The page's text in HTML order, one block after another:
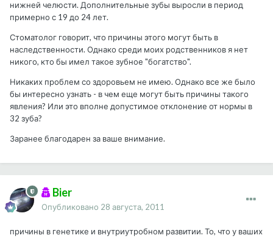
нижней челюсти. Дополнительные зубы выросли в период
примерно с 19 до 24 лет.
Стоматолог говорит, что причины этого могут быть в
наследственности. Однако среди моих родственников я нет
никого, кто бы имел такое зубное "богатство".
Никаких проблем со здоровьем не имею. Однако все же было
бы интересно узнать - в чем еще могут быть причины такого
явления? Или это вполне допустимое отклонение от нормы в
32 зуба?
Заранее благодарен за ваше внимание.
Bier
Опубликовано 28 августа, 2011
причины в генетике и внутриутробном развитии. То, что у ваших